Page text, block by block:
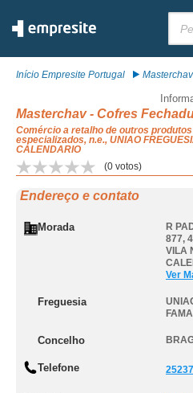
Início Empresite Portugal
Masterchav - Cofres
Comércio a retalho de outros
especializados, n.e., UNIAO
CALENDARIO
(0 votos)
Endereço e contato
Morada
R
877,
VILA
Ver
Freguesia
Concelho
Telefone